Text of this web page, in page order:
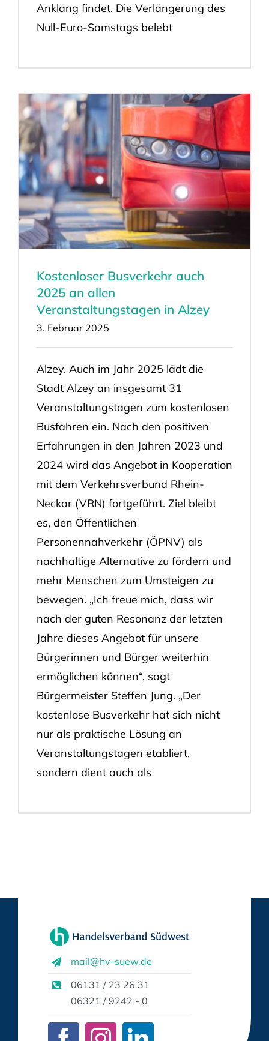
Anklang findet. Die Verlängerung des
Null-Euro-Samstags belebt
Kostenloser Busverkehr auch
2025 an allen
Veranstaltungstagen in Alzey
3. Februar 2025
Alzey. Auch im Jahr 2025 lädt die
Stadt Alzey an insgesamt 31
Veranstaltungstagen zum kostenlosen
Busfahren ein. Nach den positiven
Erfahrungen in den Jahren 2023 und
2024 wird das Angebot in Kooperation
mit dem Verkehrsverbund Rhein-
Neckar (VRN) fortgeführt. Ziel bleibt
es, den Öffentlichen
Personennahverkehr (ÖPNV) als
nachhaltige Alternative zu fördern und
mehr Menschen zum Umsteigen zu
bewegen. „Ich freue mich, dass wir
nach der guten Resonanz der letzten
Jahre dieses Angebot für unsere
Bürgerinnen und Bürger weiterhin
ermöglichen können“, sagt
Bürgermeister Steffen Jung. „Der
kostenlose Busverkehr hat sich nicht
nur als praktische Lösung an
Veranstaltungstagen etabliert,
sondern dient auch als
mail@hv-suew.de
06131 / 23 26 31
06321 / 9242 - 0